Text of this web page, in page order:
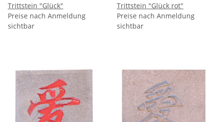
Trittstein "Glück"
Preise nach Anmeldung
sichtbar
Trittstein "Glück rot"
Preise nach Anmeldung
sichtbar